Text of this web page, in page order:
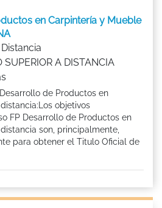
en Carpintería y Mueble
SUPERIOR A DISTANCIA
de Productos en
objetivos
FP Desarrollo de Productos en
son, principalmente,
para obtener el Titulo Oficial de